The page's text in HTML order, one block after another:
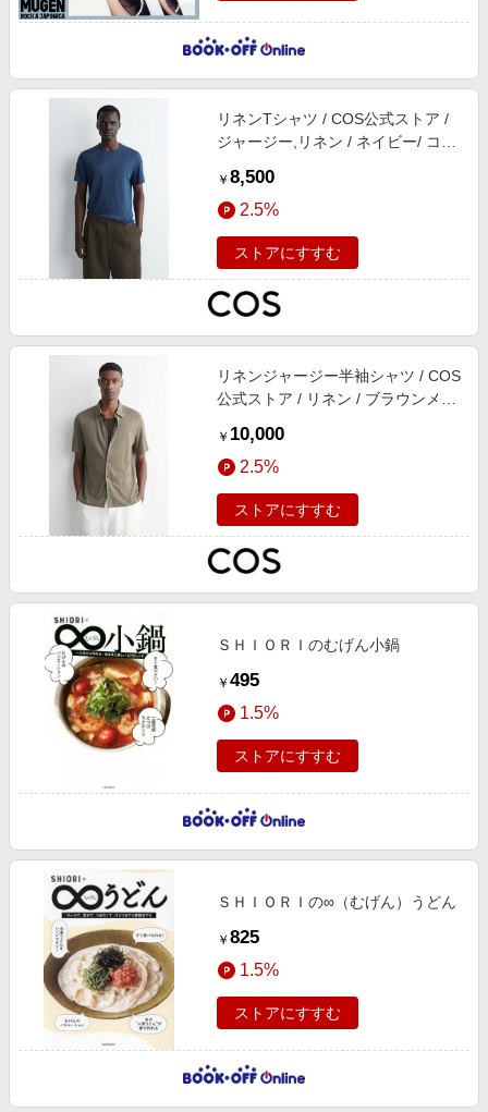
リネンTシャツ / COS公式ストア /
ジャージー,リネン / ネイビー/ コス
ー,リネン XS M sm 洗濯機 無限 時
代
￥ 8,500
2.5%
ストアにすすむ
リネンジャージー半袖シャツ / COS
公式ストア / リネン / ブラウンメラ
ズ M 洗濯機 シルエット 性 ブラウ
ン 無限
￥ 10,000
2.5%
ストアにすすむ
ＳＨＩＯＲＩのむげん小鍋
￥ 495
1.5%
ストアにすすむ
ＳＨＩＯＲＩの∞（むげん）うどん
￥ 825
1.5%
ストアにすすむ